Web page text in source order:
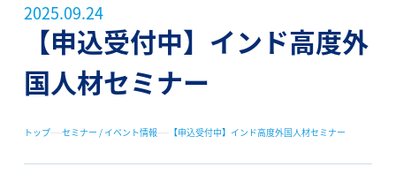
【申込受付中】インド高度外
国人材セミナー
2025.09.24
トップ セミナー / イベント情報 【申込受付中】インド高度外国人材セミナー